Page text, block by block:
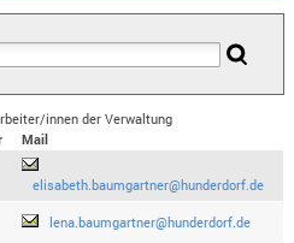
innen der Verwaltung
Mail
elisabeth.baumgartner@hunderdorf.de
lena.baumgartner@hunderdorf.de